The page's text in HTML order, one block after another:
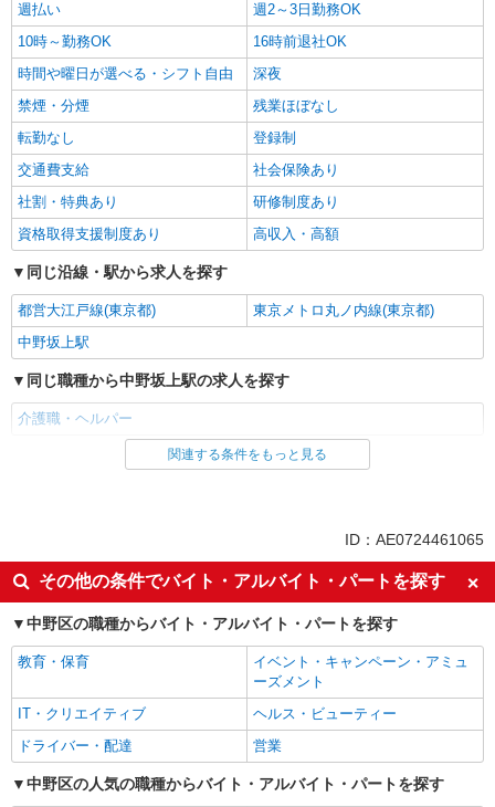
週払い
週2～3日勤務OK
10時～勤務OK
16時前退社OK
時間や曜日が選べる・シフト自由
深夜
禁煙・分煙
残業ほぼなし
転勤なし
登録制
交通費支給
社会保険あり
社割・特典あり
研修制度あり
資格取得支援制度あり
高収入・高額
同じ沿線・駅から求人を探す
都営大江戸線(東京都)
東京メトロ丸ノ内線(東京都)
中野坂上駅
同じ職種から中野坂上駅の求人を探す
介護職・ヘルパー
同じ雇用形態から中野坂上駅の求人を探す
同じ特徴から中野坂上駅の求人を探す
入社日応相談
履歴書不要
Web面接OK
職場見学OKまたは説明会あり
未経験歓迎
経験者・有資格者歓迎
新卒・第二新卒歓迎
女性活躍中
主婦・主夫歓迎
フリーター歓迎
学歴不問
ブランクOK
ミドル（40代～）活躍中
エルダー（50代～）活躍中
関連する条件をもっと見る
ID：AE0724461065
その他の条件でバイト・アルバイト・パートを探す
中野区の職種からバイト・アルバイト・パートを探す
教育・保育
イベント・キャンペーン・アミュ
ーズメント
IT・クリエイティブ
ヘルス・ビューティー
ドライバー・配達
営業
中野区の人気の職種からバイト・アルバイト・パートを探す